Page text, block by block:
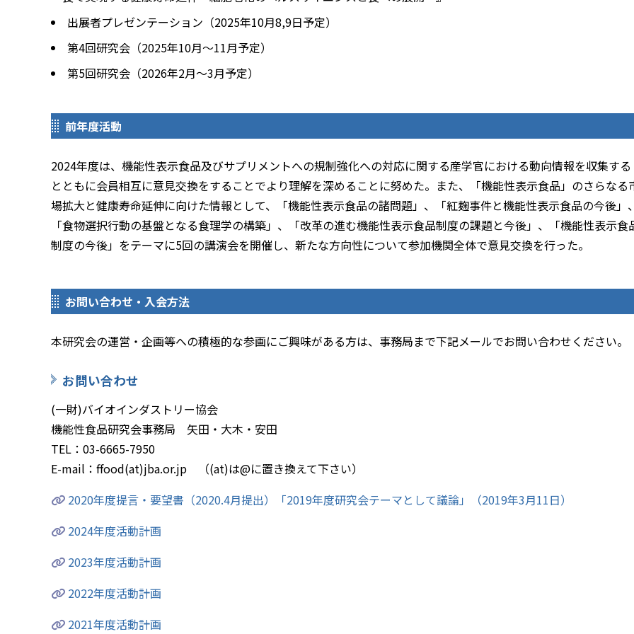
出展者プレゼンテーション（2025年10月8,9日予定）
第4回研究会（2025年10月～11月予定）
第5回研究会（2026年2月～3月予定）
前年度活動
2024年度は、機能性表示食品及びサプリメントへの規制強化への対応に関する産学官における動向情報を収集する
とともに会員相互に意見交換をすることでより理解を深めることに努めた。また、「機能性表示食品」のさらなる
場拡大と健康寿命延伸に向けた情報として、「機能性表示食品の諸問題」、「紅麹事件と機能性表示食品の今後」、
「食物選択行動の基盤となる食理学の構築」、「改革の進む機能性表示食品制度の課題と今後」、「機能性表示食
制度の今後」をテーマに5回の講演会を開催し、新たな方向性について参加機関全体で意見交換を行った。
お問い合わせ・入会方法
本研究会の運営・企画等への積極的な参画にご興味がある方は、事務局まで下記メールでお問い合わせください。
お問い合わせ
(一財)バイオインダストリー協会
機能性食品研究会事務局 矢田・大木・安田
TEL：03-6665-7950
E-mail：ffood(at)jba.or.jp （(at)は@に置き換えて下さい）
2020年度提言・要望書（2020.4月提出）「2019年度研究会テーマとして議論」（2019年3月11日）
2024年度活動計画
2023年度活動計画
2022年度活動計画
2021年度活動計画